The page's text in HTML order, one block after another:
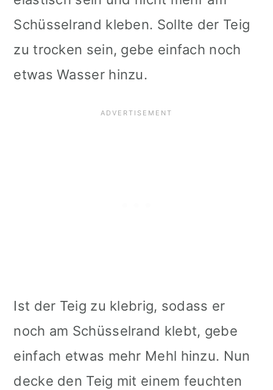
Schüsselrand kleben. Sollte der Teig
zu trocken sein, gebe einfach noch
etwas Wasser hinzu.
Ist der Teig zu klebrig, sodass er
noch am Schüsselrand klebt, gebe
einfach etwas mehr Mehl hinzu. Nun
decke den Teig mit einem feuchten